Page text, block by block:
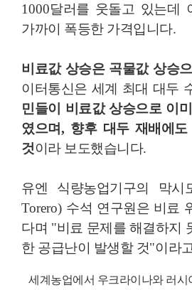
1000달러를 웃돌고 있는데
가까이 폭등한 가격입니다.
비료값 상승은 곡물값 상승
이터통신은 세계 최대 대두
민들이 비료값 상승으로 이
였으며, 향후 대두 재배에
것이라 보도했습니다.
유엔 식량농업기구의 막시
Torero) 수석 연구원은 비료
다며 "비료 문제를 해결하지
한 공급난이 발생할 것"이라
세계농업에서 우크라이나와 러시